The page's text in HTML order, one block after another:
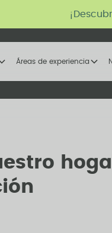
Áreas de experiencia